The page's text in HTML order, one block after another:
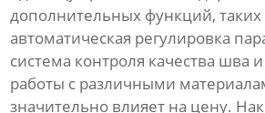
дополнительных функций, таких
автоматическая регулировка
система контроля качества шва
работы с различными
значительно влияет на цену.